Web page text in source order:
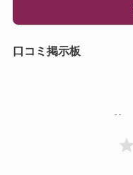
口コミ掲示板